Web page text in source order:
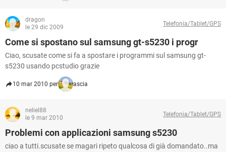
dragon
le 29 dic 2009
Telefonia/Tablet/GPS
Come si spostano sul samsung gt-s5230 i progr
Ciao, scusate come si fa a spostare i programmi sul samsung gt-
s5230 usando pcstudio grazie
10 mar 2010 per ascia
neliel88
le 9 mar 2010
Telefonia/Tablet/GPS
Problemi con applicazioni samsung s5230
ciao a tutti.scusate se magari ripeto qualcosa di già domandato..ma